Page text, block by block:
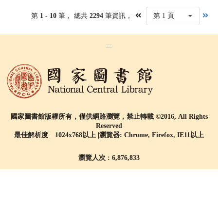
第 1 - 10 筆， 總共 2294筆資訊， 第 1 頁
:::
國家圖書館版權所有，僅供網路瀏覽，禁止轉載 ©2016, All Rights
Reserved
最佳解析度 1024x768以上 |瀏覽器: Chrome, Firefox, IE11以上
瀏覽人次 : 6,876,833